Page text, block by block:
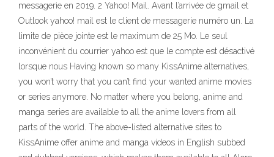
messagerie en 2019. 2 Yahoo! Mail. Avant l’arrivée de gmail et
Outlook yahoo! mail est le client de messagerie numéro un. La
limite de pièce jointe est le maximum de 25 Mo. Le seul
inconvénient du courrier yahoo est que le compte est désactivé
lorsque nous Having known so many KissAnime alternatives,
you won’t worry that you can’t find your wanted anime movies
or series anymore. No matter where you belong, anime and
manga series are available to all the anime lovers from all
parts of the world. The above-listed alternative sites to
KissAnime offer anime and manga videos in English subbed